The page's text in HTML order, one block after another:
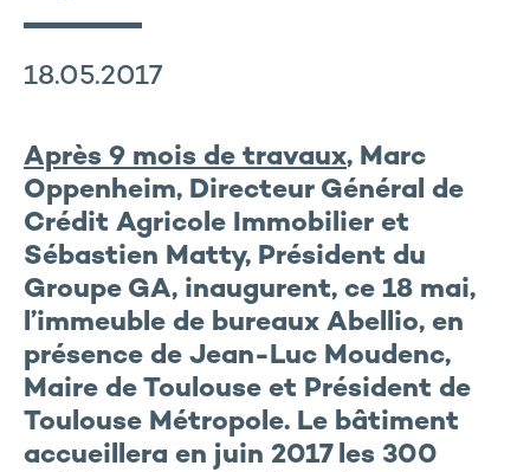
18.05.2017
Après 9 mois de travaux, Marc
Oppenheim, Directeur Général de
Crédit Agricole Immobilier et
Sébastien Matty, Président du
Groupe GA, inaugurent, ce 18 mai,
l’immeuble de bureaux Abellio, en
présence de Jean-Luc Moudenc,
Maire de Toulouse et Président de
Toulouse Métropole. Le bâtiment
accueillera en juin 2017 les 300